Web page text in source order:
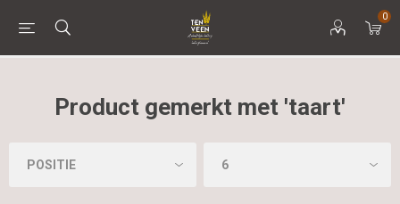
0
Product gemerkt met 'taart'